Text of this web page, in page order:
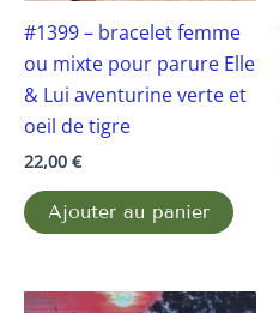
#1399 – bracelet femme
ou mixte pour parure Elle
& Lui aventurine verte et
oeil de tigre
22,00 €
Ajouter au panier